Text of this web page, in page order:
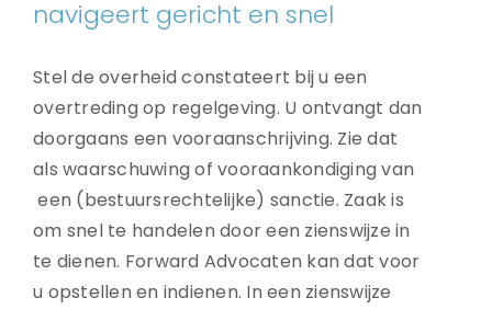
navigeert gericht en snel
Stel de overheid constateert bij u een
overtreding op regelgeving. U ontvangt dan
doorgaans een vooraanschrijving. Zie dat
als waarschuwing of vooraankondiging van
een (bestuursrechtelijke) sanctie. Zaak is
om snel te handelen door een zienswijze in
te dienen. Forward Advocaten kan dat voor
u opstellen en indienen. In een zienswijze